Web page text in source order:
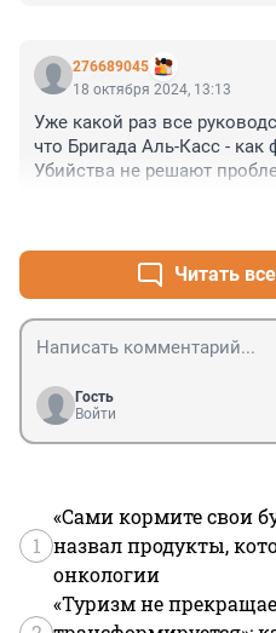
вдалбливают, что
самом деле с
Собственно, израильтяне
жители Газы. Там как
масса народностей.
276689045
18 октября 2024, 13:13
Уже какой раз все
что Бригада Аль-Касс - как
Убийства не решают
должна быть исполнена.
Читать
Гость
Войти
1
«Сами кормите свои
назвал продукты,
онкологии
«Туризм не